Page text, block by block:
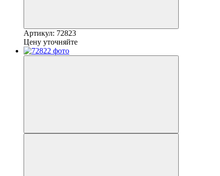
Артикул: 72823
Цену уточняйте